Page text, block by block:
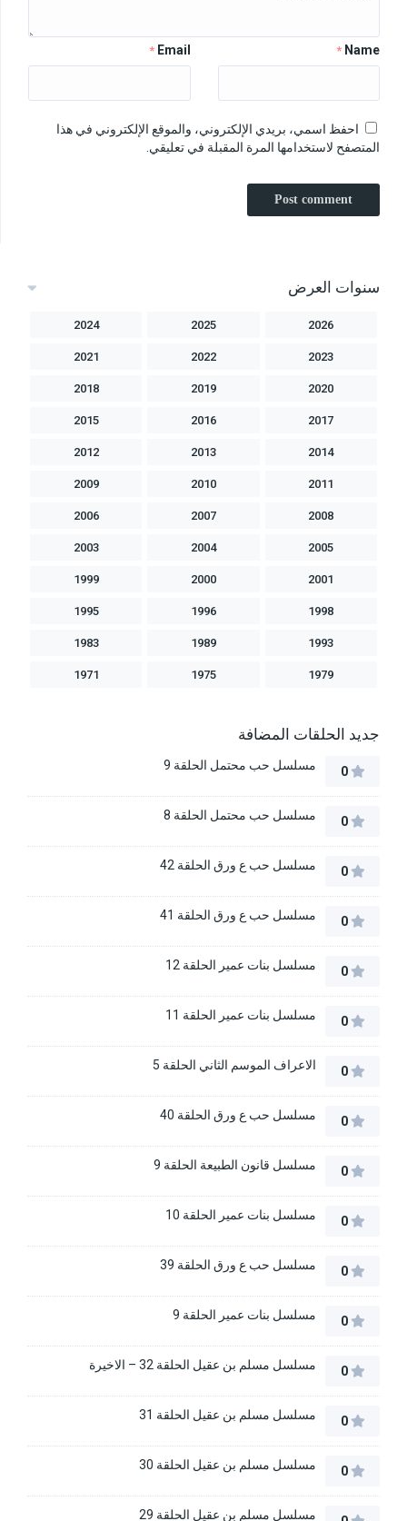
Name
*
Email
*
احفظ اسمي، بريدي الإلكتروني، والموقع الإلكتروني في هذا
المتصفح لاستخدامها المرة المقبلة في تعليقي.
سنوات العرض
2026
2025
2024
2023
2022
2021
2020
2019
2018
2017
2016
2015
2014
2013
2012
2011
2010
2009
2008
2007
2006
2005
2004
2003
2001
2000
1999
1998
1996
1995
1993
1989
1983
1979
1975
1971
جديد الحلقات المضافة
0 مسلسل حب محتمل الحلقة 9
0 مسلسل حب محتمل الحلقة 8
0 مسلسل حب ع ورق الحلقة 42
0 مسلسل حب ع ورق الحلقة 41
0 مسلسل بنات عمير الحلقة 12
0 مسلسل بنات عمير الحلقة 11
0 الاعراف الموسم الثاني الحلقة 5
0 مسلسل حب ع ورق الحلقة 40
0 مسلسل قانون الطبيعة الحلقة 9
0 مسلسل بنات عمير الحلقة 10
0 مسلسل حب ع ورق الحلقة 39
0 مسلسل بنات عمير الحلقة 9
0 مسلسل مسلم بن عقيل الحلقة 32 – الاخيرة
0 مسلسل مسلم بن عقيل الحلقة 31
0 مسلسل مسلم بن عقيل الحلقة 30
مسلسل مسلم بن عقيل الحلقة 29